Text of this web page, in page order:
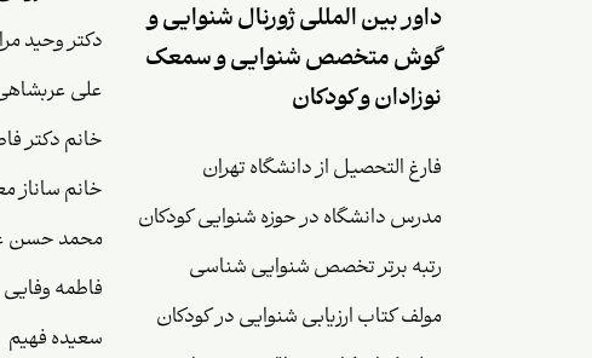
داور بین المللی ژورنال شنوایی و
گوش متخصص شنوایی و سمعک
نوزادان و کودکان
فارغ التحصیل از دانشگاه تهران
مدرس دانشگاه در حوزه شنوایی کودکان
رتبه برتر تخصص شنوایی شناسی
مولف کتاب ارزیابی شنوایی در کودکان
دکتر وحید
علی
خانم دکتر
خانم ساناز
محمد حسن
فاطمه وفایی
سعیده فهیم